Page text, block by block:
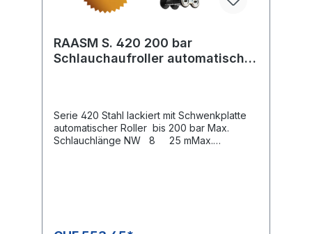
RAASM S. 420 200 bar
Schlauchaufroller automatisch
Serie 420 Stahl lackiert mit Schwenkplatte
automatischer Roller bis 200 bar Max.
Schlauchlänge NW 8 25 mMax.